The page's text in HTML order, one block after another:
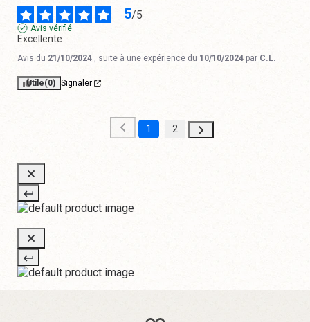
5/5
Avis vérifié
Excellente
Avis du 21/10/2024 , suite à une expérience du 10/10/2024 par C.L.
Utile(0) Signaler
1 2